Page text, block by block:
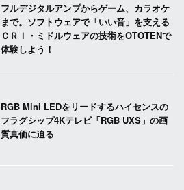
フルデジタルアンプからゲーム、カラオケ
まで。ソフトウェアで「いい音」を支える
ＣＲＩ・ミドルウェアの技術をOTOTENで
体験しよう！
RGB Mini LEDをリードするハイセンスの
フラグシップ4Kテレビ「RGB UXS」の画
質真価に迫る